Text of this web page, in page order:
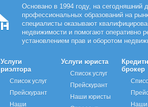
Основано в 1994 году, на сегодняшний
профессиональных образований на
специалисты оказывают
недвижимости и помогают оперативно
установлением прав и оборотом
Услуги
риэлтора
Список услуг
Прейскурант
Наши
Услуги юриста
Список услуг
Прейскурант
Наши юристы
брокер
Наши